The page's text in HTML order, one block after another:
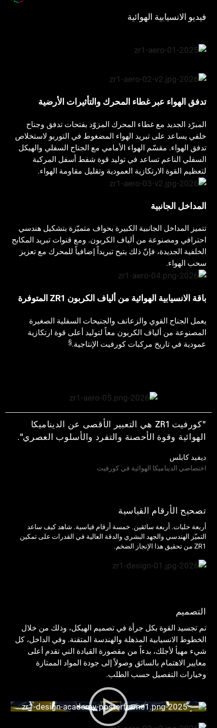
فيديو الانسيابية الهوائية
تدفق الهواء عبر غطاء المحرك والتأثيرات الأرضية
المبرّد الجديد مع غطاء المحرك المزوّد بفتحات تدفق وجناح
خلفي يساعد على تبريد الهواء المضغوط في التوربو لاستخلاص
تدفق الهواء. مقسّم الهواء الأمامي مع الجناح السفلي والهيكل
السفلي الناعم تساعد في توليد قوة شفط أسفل المركبة
لتعظيم القوة الارتكازية العمودية وتقليل مقاومة الهواء.
المداخل الجانبية
تتميز المداخل الجانبية الكبيرة بحواف متميّزة بتشكيل هندسي
احترافي ومصنوعة من ألياف الكربون. ومع قنوات تبريد المكابح
الخلفية الجديدة، فإنّ ذلك يتيح تبريداً إضافياً للمحرك مع تعزيز
سحب الهواء.
باقة الانسيابية الهوائية من ألياف الكربون ZR1 المتوفرة
يعمل الجناح القوي والزعانف والجنيحات السفلية الصغيرة
المصنوعة من ألياف الكربون معاً لتوليد أعلى قوة ارتكازية
عمودية في تاريخ مركبات كورفيت الإنتاجية.§
"كورفيت ZR1 هي التعبير الأقصى عن الديناميكا
الهوائية وقوة الأحصنة والتفرد والأسلوب العصري".
ديفيد كابلس
اختصاصي الديناميكا الهوائية في كورفيت
تصحيح الأرقام القياسية
أربعة حلبات. أربعة سائقين. خمسة أرقام قياسية. شاهد كيف ساعد
التميّز الهندسي والجهد البشري والدقة العالية في القدرات على تمكين
ZR1 من تحقيق هذا الإنجاز الضخم.
التصميم
تم تجسيد القوة بكل جرأة في تصميم الهيكل، وذلك من خلال
الخطوط الانسيابية المذهلة والهندسة المتقنة. وفي الداخل، كل
شيء مهيأ لأجلك، بدءاً من مقصورة القيادة التي تقدم أعلى
معايير الاهتمام بالسائق وصولاً إلى جودة المواد الممتازة
وخيارات التفصيل حسب الطلب.